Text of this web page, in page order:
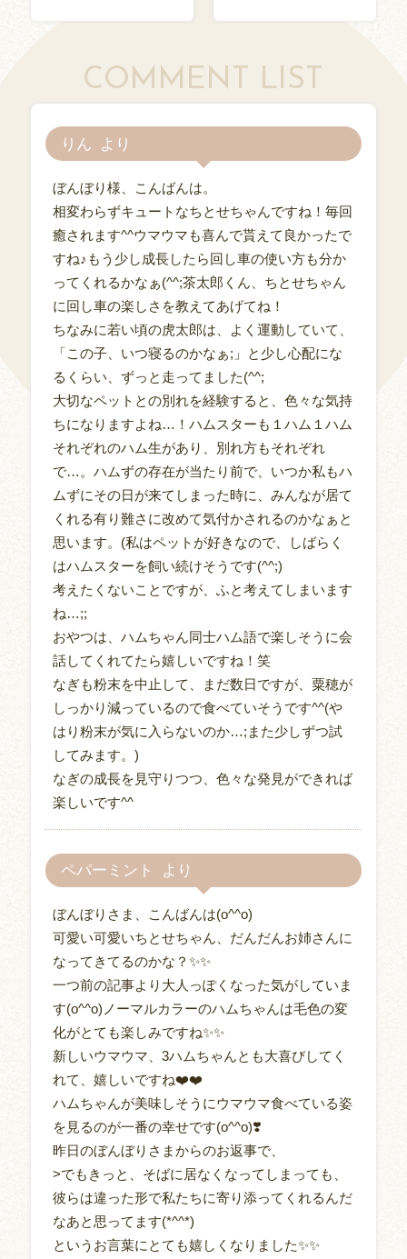
COMMENT LIST
りん
ぼんぼり様、こんばんは。
相変わらずキュートなちとせちゃんですね！毎回
癒されます^^ウマウマも喜んで貰えて良かったで
すね♪もう少し成長したら回し車の使い方も分か
ってくれるかなぁ(^^;茶太郎くん、ちとせちゃん
に回し車の楽しさを教えてあげてね！
ちなみに若い頃の虎太郎は、よく運動していて、
「この子、いつ寝るのかなぁ;」と少し心配にな
るくらい、ずっと走ってました(^^;
大切なペットとの別れを経験すると、色々な気持
ちになりますよね…！ハムスターも１ハム１ハム
それぞれのハム生があり、別れ方もそれぞれ
で…。ハムずの存在が当たり前で、いつか私もハ
ムずにその日が来てしまった時に、みんなが居て
くれる有り難さに改めて気付かされるのかなぁと
思います。(私はペットが好きなので、しばらく
はハムスターを飼い続けそうです(^^;)
考えたくないことですが、ふと考えてしまいます
ね…;;
おやつは、ハムちゃん同士ハム語で楽しそうに会
話してくれてたら嬉しいですね！笑
なぎも粉末を中止して、まだ数日ですが、粟穂が
しっかり減っているので食べていそうです^^(や
はり粉末が気に入らないのか…;また少しずつ試
してみます。)
なぎの成長を見守りつつ、色々な発見ができれば
楽しいです^^
ペパーミント
ぼんぼりさま、こんばんは(o^^o)
可愛い可愛いちとせちゃん、だんだんお姉さんに
なってきてるのかな？✨✨
一つ前の記事より大人っぽくなった気がしていま
す(o^^o)ノーマルカラーのハムちゃんは毛色の変
化がとても楽しみですね✨✨
新しいウマウマ、3ハムちゃんとも大喜びしてく
れて、嬉しいですね❤️❤️
ハムちゃんが美味しそうにウマウマ食べている姿
を見るのが一番の幸せです(o^^o)❣️
昨日のぼんぼりさまからのお返事で、
>でもきっと、そばに居なくなってしまっても、
彼らは違った形で私たちに寄り添ってくれるんだ
なあと思ってます(*^^*)
というお言葉にとても嬉しくなりました✨✨